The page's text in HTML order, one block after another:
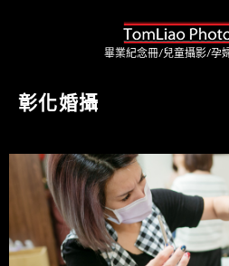
畢業紀念冊/兒童攝影/孕
彰化婚攝